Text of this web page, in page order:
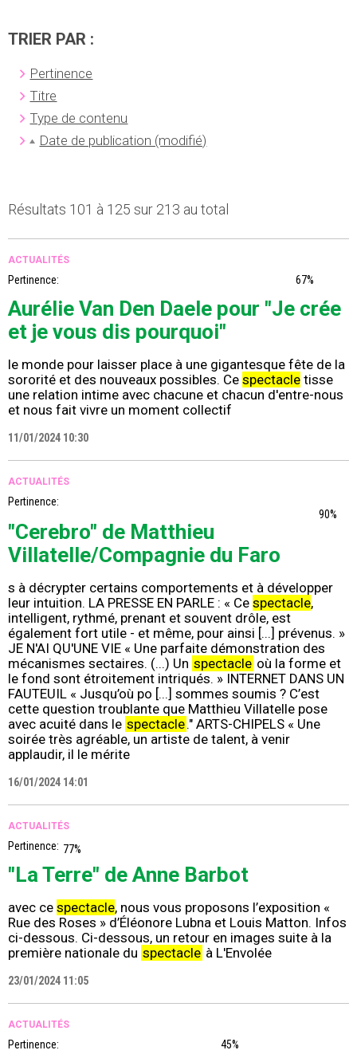
TRIER PAR :
Pertinence
Titre
Type de contenu
Date de publication (modifié)
Résultats 101 à 125 sur 213 au total
ACTUALITÉS
Pertinence: 67%
Aurélie Van Den Daele pour "Je crée
et je vous dis pourquoi"
le monde pour laisser place à une gigantesque fête de la
sororité et des nouveaux possibles. Ce spectacle tisse
une relation intime avec chacune et chacun d'entre-nous
et nous fait vivre un moment collectif
11/01/2024 10:30
ACTUALITÉS
Pertinence:
90%
"Cerebro" de Matthieu
Villatelle/Compagnie du Faro
s à décrypter certains comportements et à développer
leur intuition. LA PRESSE EN PARLE : « Ce spectacle,
intelligent, rythmé, prenant et souvent drôle, est
également fort utile - et même, pour ainsi [...] prévenus. »
JE N'AI QU'UNE VIE « Une parfaite démonstration des
mécanismes sectaires. (...) Un spectacle où la forme et
le fond sont étroitement intriqués. » INTERNET DANS UN
FAUTEUIL « Jusqu’où po [...] sommes soumis ? C’est
cette question troublante que Matthieu Villatelle pose
avec acuité dans le spectacle." ARTS-CHIPELS « Une
soirée très agréable, un artiste de talent, à venir
applaudir, il le mérite
16/01/2024 14:01
ACTUALITÉS
Pertinence: 77%
"La Terre" de Anne Barbot
avec ce spectacle, nous vous proposons l’exposition «
Rue des Roses » d’Éléonore Lubna et Louis Matton. Infos
ci-dessous. Ci-dessous, un retour en images suite à la
première nationale du spectacle à L'Envolée
23/01/2024 11:05
ACTUALITÉS
Pertinence: 45%